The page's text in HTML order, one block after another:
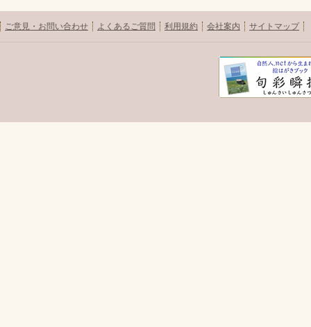
ご意見・お問い合わせ よくあるご質問 利用規約 会社案内 サイトマップ